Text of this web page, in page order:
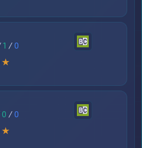
1 /0
★
0 /0
★